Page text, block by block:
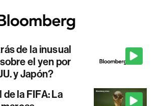
de la inusual
el yen por
y Japón?
la FIFA: La